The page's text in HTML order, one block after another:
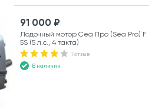
91 000 ₽
Лодочный мотор Сеа Про (Sea Pro) F
5S (5 л.с., 4 такта)
1 отзыв
В наличии